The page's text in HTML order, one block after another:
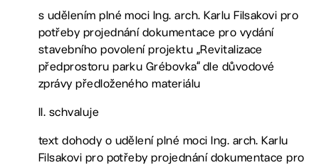
s udělením plné moci Ing. arch. Karlu Filsakovi pro
potřeby projednání dokumentace pro vydání
stavebního povolení projektu „Revitalizace
předprostoru parku Grébovka“ dle důvodové
zprávy předloženého materiálu
II. schvaluje
text dohody o udělení plné moci Ing. arch. Karlu
Filsakovi pro potřeby projednání dokumentace pro